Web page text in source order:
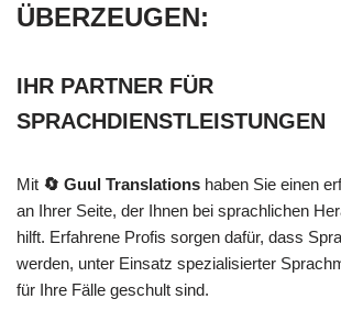
ÜBERZEUGEN:
IHR PARTNER FÜR
SPRACHDIENSTLEISTUNGEN
Mit 🔄 Guul Translations haben Sie einen
an Ihrer Seite, der Ihnen bei sprachlichen
hilft. Erfahrene Profis sorgen dafür, dass
werden, unter Einsatz spezialisierter
für Ihre Fälle geschult sind.